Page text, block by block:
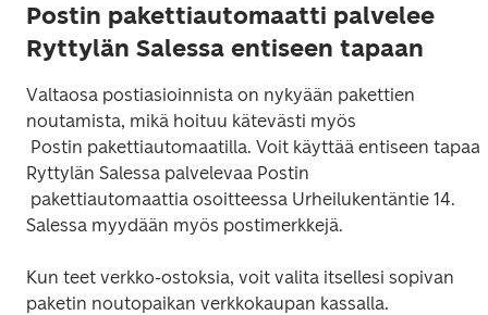
Postin pakettiautomaatti palvelee
Ryttylän Salessa entiseen tapaan
Valtaosa postiasioinnista on nykyään pakettien
noutamista, mikä hoituu kätevästi myös
Ryttylän Salessa palvelevaa Postin
Kun teet verkko-ostoksia, voit valita itsellesi sopivan
paketin noutopaikan verkkokaupan kassalla.